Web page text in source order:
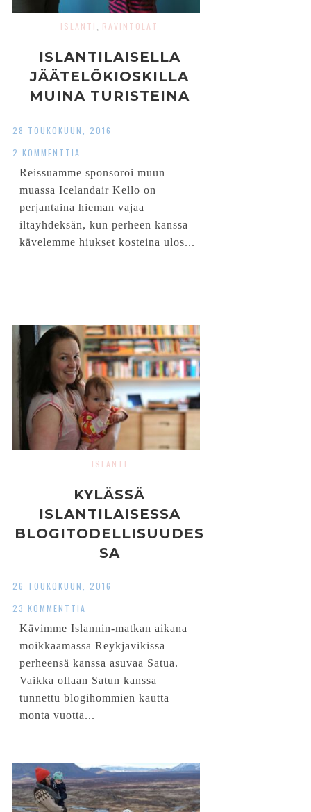
ISLANTI RAVINTOLAT
ISLANTILAISELLA
JÄÄTELÖKIOSKILLA
MUINA TURISTEINA
28 TOUKOKUUN, 2016
2 KOMMENTTIA
Reissuamme sponsoroi muun
muassa Icelandair Kello on
perjantaina hieman vajaa
iltayhdeksän, kun perheen kanssa
kävelemme hiukset kosteina ulos...
ISLANTI
KYLÄSSÄ
ISLANTILAISESSA
BLOGITODELLISUUDES
SA
26 TOUKOKUUN, 2016
23 KOMMENTTIA
Kävimme Islannin-matkan aikana
moikkaamassa Reykjavikissa
perheensä kanssa asuvaa Satua.
Vaikka ollaan Satun kanssa
tunnettu blogihommien kautta
monta vuotta...